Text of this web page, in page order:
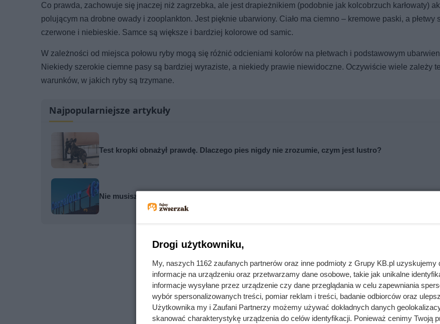
Co prawda, zachowuje się jnaczej niż zagrzebka, ale jest drapieżnikiem (podobnie jak kolcobrzuch karłowaty)
polującym na drobne owady i zooplankton. Jest pięknie ubarwiony. Ciało ma ciemno – kremowe paski, a płetwy
czerwone i niebieskie. Samce są większe i bardziej kolorowe od samic.
W zależności od miejsca połowu ryby mogą się różnić odcieniami kolorów na płetwach i podstawowym
Niekiedy szerokie ciemne pasy są bardziej wyraziste, a niekiedy prawie niewidoczne. Oczywiście wiele zależy
warunków, w jakich ryby są trzymane.
Najpopularniejsze artykuły
Test kropki obnażył prawdę. Dlaczego pies nigdy nie zrozumie, czym jest lustro?
Nie musisz gotować. Carrefour obniżył ceny gotowych dań i zup do absurdalnego poziomu
Drogi użytkowniku,
My, naszych 1162 zaufanych partnerów oraz inne podmioty z Grupy KB.pl uzyskujemy
informacje na urządzeniu oraz przetwarzamy dane osobowe, takie jak unikalne
informacje wysyłane przez urządzenie czy dane przeglądania w celu zapewniania
wybór spersonalizowanych treści, pomiar reklam i treści, badanie odbiorców oraz
Użytkownika my i Zaufani Partnerzy możemy używać dokładnych danych
skanować charakterystykę urządzenia do celów identyfikacji. Ponieważ cenimy Twoją